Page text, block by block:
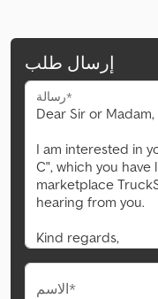
إرسال طلب
رسالة*
الاسم*